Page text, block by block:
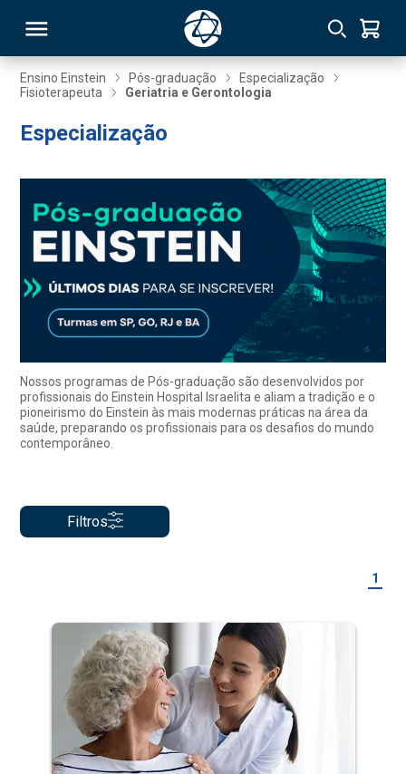
Ensino Einstein Pós-graduação
Especialização
Fisioterapeuta
Geriatria e Gerontologia
Especialização
Nossos programas de Pós-graduação são desenvolvidos por
profissionais do Einstein Hospital Israelita e aliam a tradição e o
pioneirismo do Einstein às mais modernas práticas na área da
saúde, preparando os profissionais para os desafios do mundo
contemporâneo.
Filtros
1